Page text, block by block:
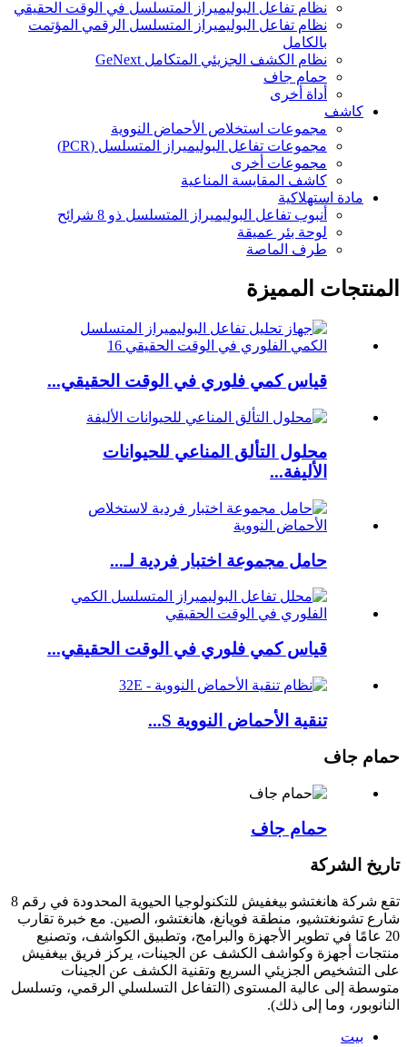
نظام تفاعل البوليميراز المتسلسل في الوقت الحقيقي
نظام تفاعل البوليميراز المتسلسل الرقمي المؤتمت
بالكامل
نظام الكشف الجزيئي المتكامل GeNext
حمام جاف
أداة أخرى
كاشف
مجموعات استخلاص الأحماض النووية
مجموعات تفاعل البوليميراز المتسلسل (PCR)
مجموعات أخرى
كاشف المقايسة المناعية
مادة استهلاكية
أنبوب تفاعل البوليميراز المتسلسل ذو 8 شرائح
لوحة بئر عميقة
طرف الماصة
المنتجات المميزة
قياس كمي فلوري في الوقت الحقيقي...
محلول التألق المناعي للحيوانات
الأليفة...
حامل مجموعة اختبار فردية لـ...
قياس كمي فلوري في الوقت الحقيقي...
تنقية الأحماض النووية S...
حمام جاف
حمام جاف
تاريخ الشركة
تقع شركة هانغتشو بيغفيش للتكنولوجيا الحيوية المحدودة في رقم 8
شارع تشونغتشيو، منطقة فويانغ، هانغتشو، الصين. مع خبرة تقارب
20 عامًا في تطوير الأجهزة والبرامج، وتطبيق الكواشف، وتصنيع
منتجات أجهزة وكواشف الكشف عن الجينات، يركز فريق بيغفيش
على التشخيص الجزيئي السريع وتقنية الكشف عن الجينات
متوسطة إلى عالية المستوى (التفاعل التسلسلي الرقمي، وتسلسل
النانوبور، وما إلى ذلك).
بيت